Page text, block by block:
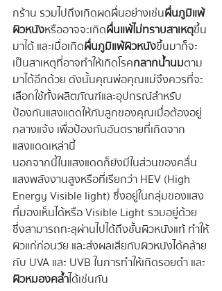
กร้าน รวมไปถึงเกิดผดผื่นอย่างเช่นผื่นภูมิแพ้
ผิวหนังหรืออาจจะเกิดผื่นแพ้ไม่ทราบสาเหตุขึ้น
มาได้ และเมื่อเกิดผื่นภูมิแพ้ผิวหนังขึ้นมาก็จะ
เป็นสาเหตุที่อาจทำให้เกิดโรคกลากน้ำนมตาม
มาได้อีกด้วย ดังนั้นคุณพ่อคุณแม่จึงควรที่จะ
เลือกใช้ทั้งผลิตภัณฑ์และอุปกรณ์สำหรับ
ป้องกันแสงแดดให้กับลูกของคุณเมื่อต้องอยู่
กลางแจ้ง เพื่อป้องกันอันตรายที่เกิดจาก
แสงแดดเหล่านี้
นอกจากนี้ในแสงแดดก็ยังมีในส่วนของคลื่น
แสงพลังงานสูงหรือที่เรียกว่า HEV (High
Energy Visible light) ซึ่งอยู่ในกลุ่มของแสง
ที่มองเห็นได้หรือ Visible Light รวมอยู่ด้วย
ซึ่งสามารถทะลุผ่านไปได้ถึงชั้นผิวหนังแท้ ทำให้
ผิวแก่ก่อนวัย และส่งผลเสียกับผิวหนังได้คล้าย
กับ UVA และ UVB ในการทำให้เกิดรอยดำ และ
ผิวหมองคล้ำได้เช่นกัน